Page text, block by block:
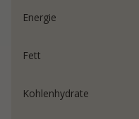
Energie
Fett
Kohlenhydrate